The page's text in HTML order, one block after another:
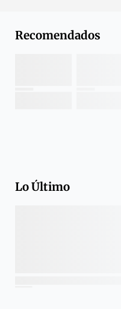
Recomendados
Lo Último